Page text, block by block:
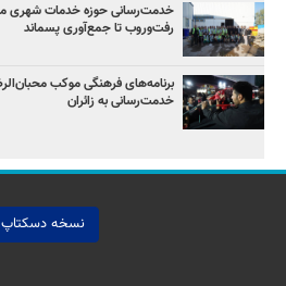
رفت‌وروب تا جمع‌آوری پسماند
خدمت‌رسانی به زائران
نسخه دسکتاپ